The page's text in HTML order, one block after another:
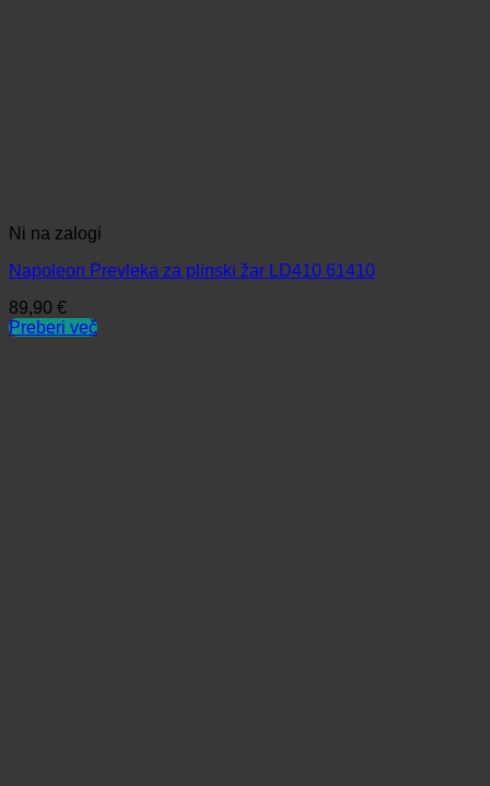
Ni na zalogi
Napoleon Prevleka za plinski žar LD410 61410
89,90 €
Preberi več